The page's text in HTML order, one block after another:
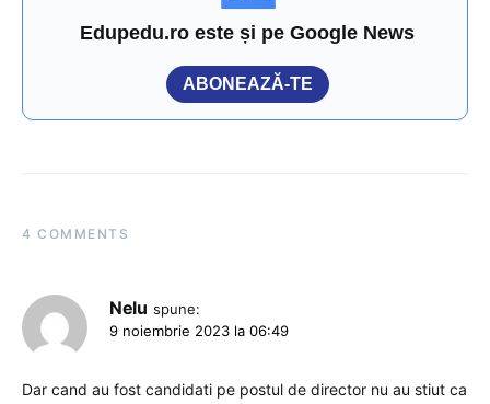
Edupedu.ro este și pe Google News
ABONEAZĂ-TE
4 COMMENTS
Nelu spune:
9 noiembrie 2023 la 06:49
Dar cand au fost candidati pe postul de director nu au stiut ca